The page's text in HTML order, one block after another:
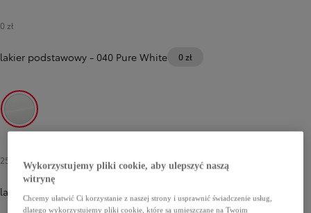
0 zł
lakier podstawowy - 040 Pure White 0 zł
040 Pure White
2500 zł - 3500 zł
lakier metalizowany
Wykorzystujemy pliki cookie, aby ulepszyć naszą
witrynę
Chcemy ułatwić Ci korzystanie z naszej strony i usprawnić świadczenie usług,
dlatego wykorzystujemy pliki cookie, które są umieszczane na Twoim